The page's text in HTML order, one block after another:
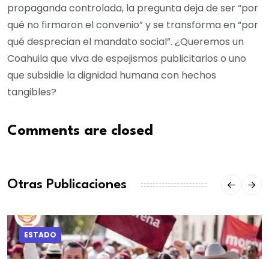
propaganda controlada, la pregunta deja de ser “por
qué no firmaron el convenio” y se transforma en “por
qué desprecian el mandato social”. ¿Queremos un
Coahuila que viva de espejismos publicitarios o uno
que subsidie la dignidad humana con hechos
tangibles?
Comments are closed
Otras Publicaciones
ESTADO